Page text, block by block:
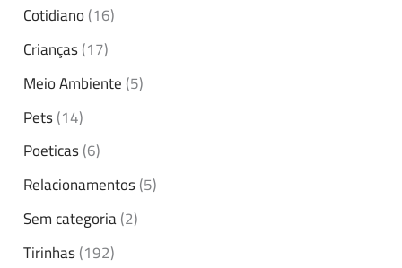
Cotidiano(16)
Crianças(17)
Meio Ambiente(5)
Pets(14)
Poeticas(6)
Relacionamentos(5)
Sem categoria(2)
Tirinhas(192)